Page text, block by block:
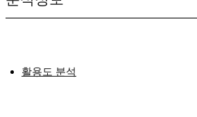
활용도 분석